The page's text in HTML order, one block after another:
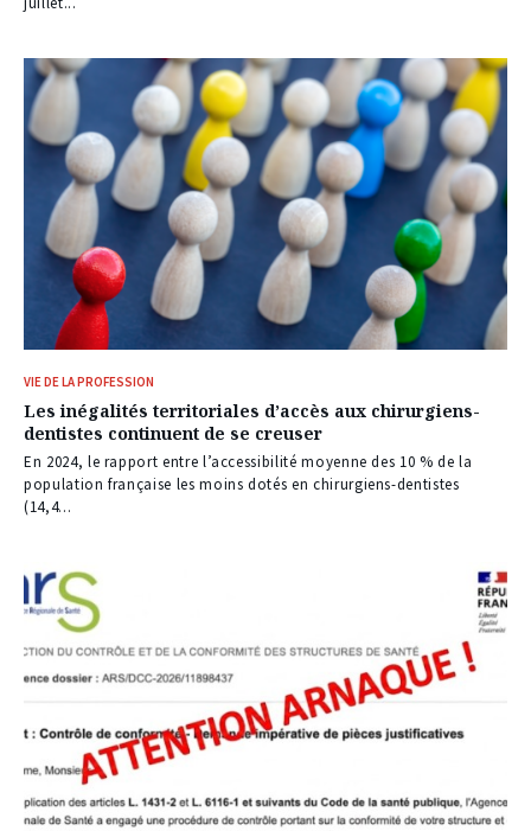
VIE DE LA PROFESSION
Les inégalités territoriales d’accès aux chirurgiens-
dentistes continuent de se creuser
En 2024, le rapport entre l’accessibilité moyenne des 10 % de la
population française les moins dotés en chirurgiens-dentistes
(14,4...